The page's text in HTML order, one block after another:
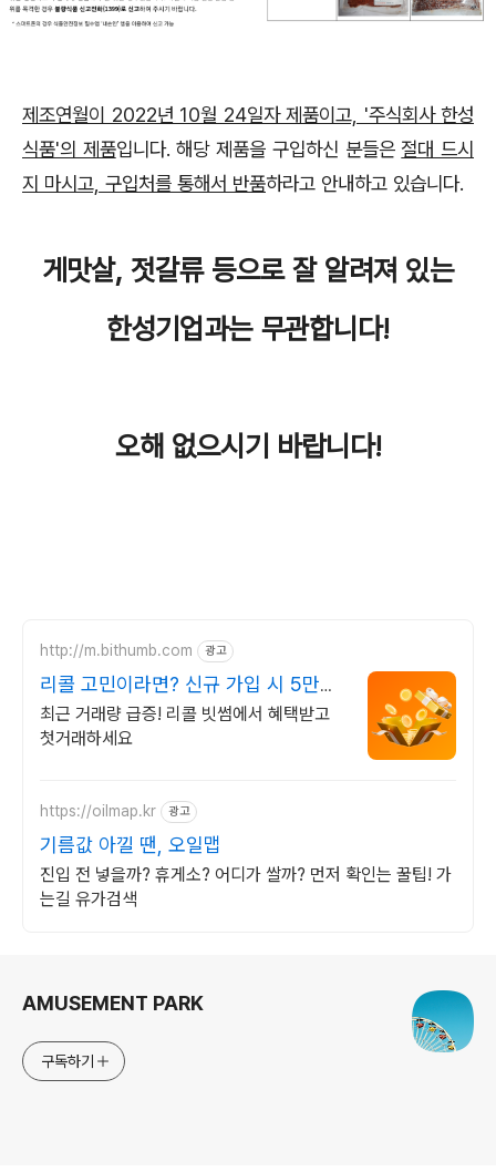
제조연월이 2022년 10월 24일자 제품이고, '주식회사 한성
식품'의 제품입니다. 해당 제품을 구입하신 분들은 절대 드시
지 마시고, 구입처를 통해서 반품하라고 안내하고 있습니다.
게맛살, 젓갈류 등으로 잘 알려져 있는
한성기업과는 무관합니다!
오해 없으시기 바랍니다!
http://m.bithumb.com 광고
리콜 고민이라면? 신규 가입 시 5만원
혜택
최근 거래량 급증! 리콜 빗썸에서 혜택받고
첫거래하세요
https://oilmap.kr 광고
기름값 아낄 땐, 오일맵
진입 전 넣을까? 휴게소? 어디가 쌀까? 먼저 확인는 꿀팁! 가
는길 유가검색
AMUSEMENT PARK
구독하기